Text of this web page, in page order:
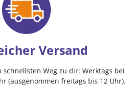
Versand
Weg zu dir: Werktags bei
(ausgenommen freitags bis 12 Uhr).